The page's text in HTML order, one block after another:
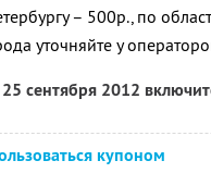
– 500р., по
уточняйте у
сентября 2012
купоном